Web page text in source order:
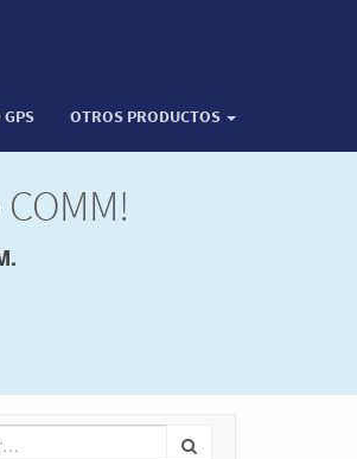
GPS OTROS PRODUCTOS